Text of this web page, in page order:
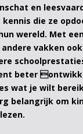
en
kennis die ze
wereld. Met
andere vakken
beter
wat je wilt
belangrijk om